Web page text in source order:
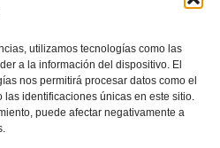
utilizamos tecnologías como las
a la información del dispositivo. El
nos permitirá procesar datos como el
identificaciones únicas en este sitio.
puede afectar negativamente a